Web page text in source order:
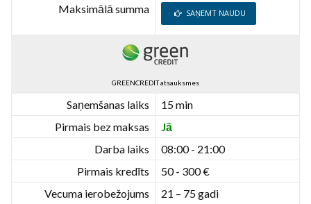
Maksimālā summa SAŅEMT NAUDU
GREENCREDIT atsauksmes
Saņemšanas laiks
15 min
Pirmais bez maksas
Jā
Darba laiks
08:00 - 21:00
Pirmais kredīts
50 - 300 €
Vecuma ierobežojums
21 – 75 gadi